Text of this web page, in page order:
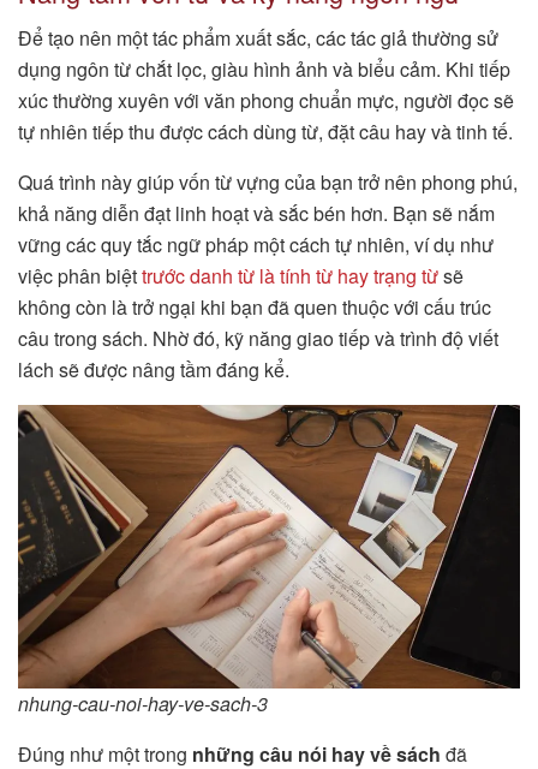
Để tạo nên một tác phẩm xuất sắc, các tác giả thường sử
dụng ngôn từ chắt lọc, giàu hình ảnh và biểu cảm. Khi tiếp
xúc thường xuyên với văn phong chuẩn mực, người đọc sẽ
tự nhiên tiếp thu được cách dùng từ, đặt câu hay và tinh tế.
Quá trình này giúp vốn từ vựng của bạn trở nên phong phú,
khả năng diễn đạt linh hoạt và sắc bén hơn. Bạn sẽ nắm
vững các quy tắc ngữ pháp một cách tự nhiên, ví dụ như
việc phân biệttrước danh từ là tính từ hay trạng từsẽ
không còn là trở ngại khi bạn đã quen thuộc với cấu trúc
câu trong sách. Nhờ đó, kỹ năng giao tiếp và trình độ viết
lách sẽ được nâng tầm đáng kể.
nhung-cau-noi-hay-ve-sach-3
Đúng như một trong những câu nói hay về sách đã